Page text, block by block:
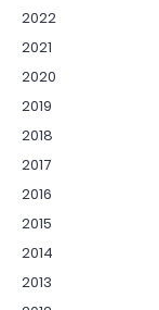
2022
2021
2020
2019
2018
2017
2016
2015
2014
2013